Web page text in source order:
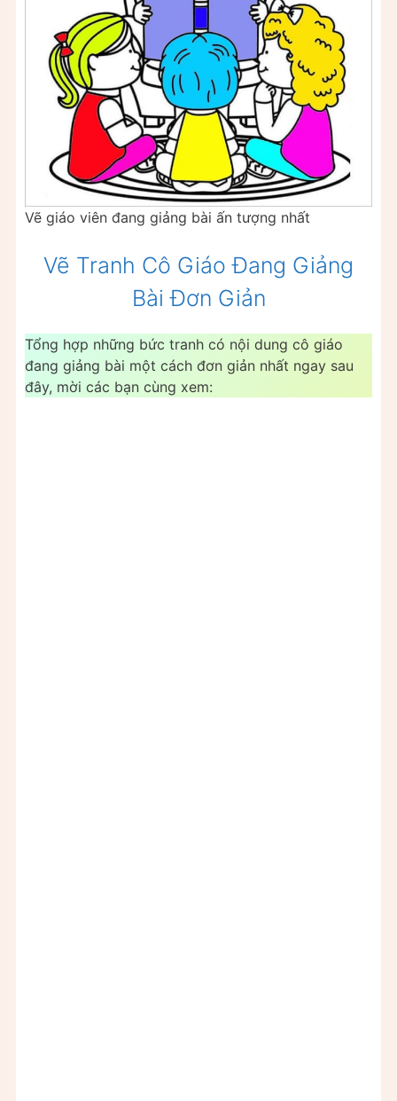
Vẽ giáo viên đang giảng bài ấn tượng nhất
Vẽ Tranh Cô Giáo Đang Giảng
Bài Đơn Giản
Tổng hợp những bức tranh có nội dung cô giáo
đang giảng bài một cách đơn giản nhất ngay sau
đây, mời các bạn cùng xem: